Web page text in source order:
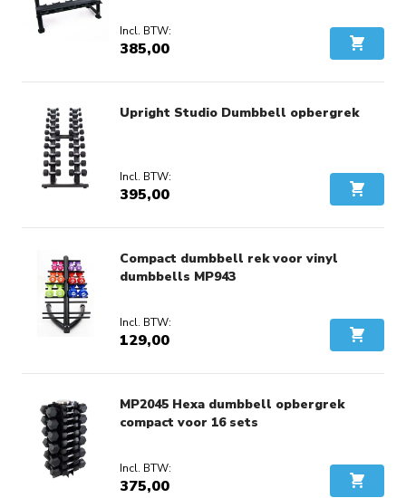
385,00 In
Upright Studio Dumbbell opbergrek
395,00 In
Compact dumbbell rek voor vinyl
dumbbells MP943
129,00 In
MP2045 Hexa dumbbell opbergrek
compact voor 16 sets
375,00 In